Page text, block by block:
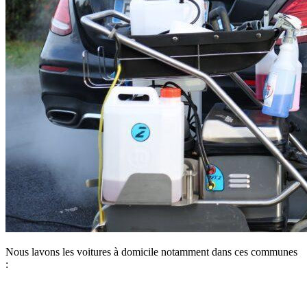
Nous lavons les voitures à domicile notamment dans ces communes
: